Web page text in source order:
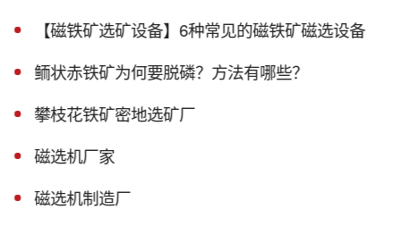
【磁铁矿选矿设备】6种常见的磁铁矿磁选设备
鲕状赤铁矿为何要脱磷？方法有哪些？
攀枝花铁矿密地选矿厂
磁选机厂家
磁选机制造厂